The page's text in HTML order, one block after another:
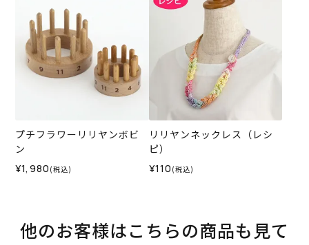
プチフラワーリリヤンボビ
ン
¥1,980 (税込)
リリヤンネックレス（レシ
ピ）
¥110 (税込)
他のお客様はこちらの商品も見て